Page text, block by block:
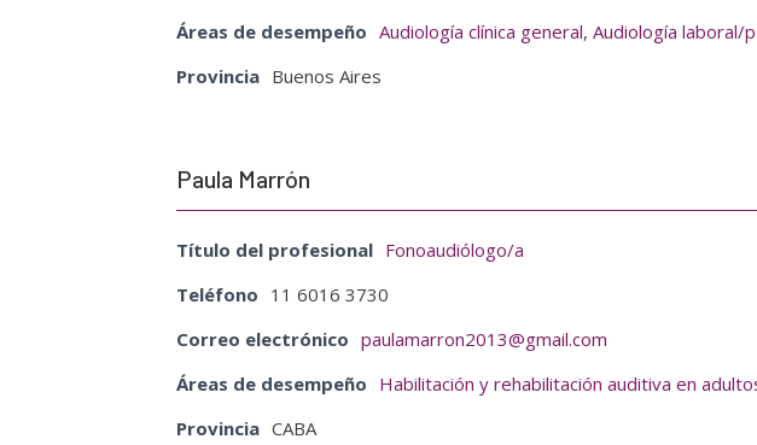
Áreas de desempeño Audiología clínica general,Audiología laboral/
Provincia Buenos Aires
Paula Marrón
Título del profesional Fonoaudiólogo/a
Teléfono 11 6016 3730
Correo electrónico paulamarron2013@gmail.com
Áreas de desempeño Habilitación y rehabilitación auditiva en
Provincia CABA